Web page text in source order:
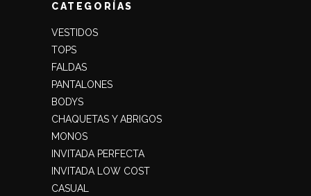
CATEGORÍAS
VESTIDOS
TOPS
FALDAS
PANTALONES
BODYS
CHAQUETAS Y ABRIGOS
MONOS
INVITADA PERFECTA
INVITADA LOW COST
CASUAL